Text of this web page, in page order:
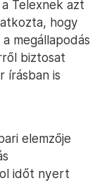
Telexnek azt
hogy
megállapodás
biztosat
írásban is
elemzője
időt nyert